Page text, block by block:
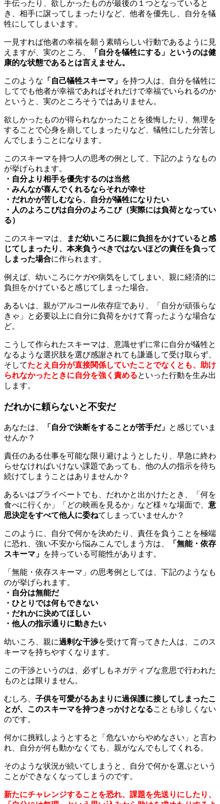
手伝ったり、欲しかったものが最後の１つとなっていると
き、相手に譲ってしまったりなど、他者を優先し、自分を犠
牲にしてしまいます。
一見すれば他者の幸福を願う素晴らしい行動であるように見
えますが、実のところ、
「自分を犠牲にする」というのは健
康的な状態であるとは言えません。
このような 「自己犠牲スキーマ」 を持つ人は、自分を犠牲に
してでも他者が幸福であればそれだけで幸福でいられるのか
というと、実のところそうではありません。
欲しかったものが得られなかったことを後悔したり、無理を
することで心身を崩してしまったりなど、犠牲にした分苦し
んでしまうことになります。
このスキーマを持つ人の思考の例として、下記のようなもの
が挙げられます。
・自分より相手を優先するのは当然
・みんなが喜んでくれるならそれが幸せ
・だれかが苦しむなら、自分が犠牲になりたい
・人のよろこびは自分のよろこび（実際には負荷となってい
る）
このスキーマは、
まだ幼いころに親に負担をかけていると感
じてしまったり、本来負うべきではないほどの責任を負って
しまった場合に作られます。
例えば、幼いころにケガや病気をしてしまい、親に経済的に
負担をかけていると感じてしまった場合。
あるいは、親がアルコール依存症であり、「自分が頑張らな
きゃ」と必要以上に自分に負荷をかけて育ったような場合な
ど。
こうして作られたスキーマは、意識せずに常に自分が犠牲と
なるような選択肢を選び感謝されても謙遜して受け取らず、
そしてたとえ自分が直接関係していたことでなくとも、助け
られなかったときに自分を強く責めるといった行動を生み出
します。
だれかに頼らないと不安だ
あなたは、 「自分で決断をすることが苦手だ」 と感じていま
せんか？
責任のある仕事を可能な限り避けようとしたり、早急に終わ
らせなければいけない課題であっても、他の人の指示を待ち
続けてしまうことはありませんか？
あるいはプライベートでも、だれかと出かけたとき、「何を
食べに行くか」「どの映画を見るか」など様々な場面で、 意
思決定をすべて他人に委ねてしまっていませんか？
このように、自分で何かを決めたり、責任を負うことを極端
に恐れ、強い不安から悩みこんでしまう方は、
「無能・依存
スキーマ」 を持っている可能性があります。
「無能・依存スキーマ」の思考例としては、下記のようなも
のが挙げられます。
・自分は無能だ
・ひとりでは何もできない
・だれかに決めてほしい
・他人の指示通りに動きたい
幼いころ、親に過剰な干渉を受けて育ってきた人は、このス
キーマを持ちやすくなります。
この干渉というのは、必ずしもネガティブな意思で行われた
ものとは限りません。
むしろ、 子供を可愛がるあまりに過保護に接してしまったこ
とが、このスキーマを持つきっかけとなることも珍しくない
のです。
何かに挑戦しようとすると「危ないからやめなさい」と言わ
れ、自分が何も動かなくても、親がなんでもしてくれる。
そのような状況が続いてしまうと、自分で何かを選ぶという
ことができなくなってしまうのです。
新たにチャレンジすることを恐れ、課題を先送りにしたり、